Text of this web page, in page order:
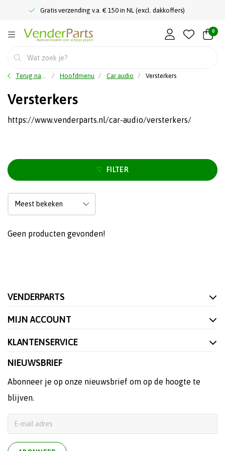
Gratis verzending v.a. € 150 in NL (excl. dakkoffers)
0
Terug naar home Hoofdmenu Car audio Versterkers
Versterkers
https://www.venderparts.nl/car-audio/versterkers/
FILTER
Geen producten gevonden!
VENDERPARTS
MIJN ACCOUNT
KLANTENSERVICE
NIEUWSBRIEF
Abonneer je op onze nieuwsbrief om op de hoogte te
blijven.